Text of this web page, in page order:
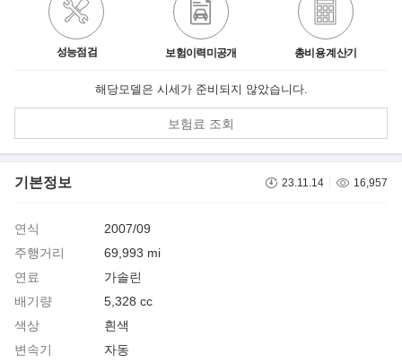
성능점검 보험이력미공개 총비용 계산기
해당모델은 시세가 준비되지 않았습니다.
보험료 조회
기본정보 23.11.14 16,957
연식
2007/09
주행거리
69,993 mi
연료
가솔린
배기량
5,328 cc
색상
흰색
변속기
자동